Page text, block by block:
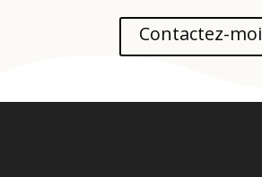
Contactez-moi